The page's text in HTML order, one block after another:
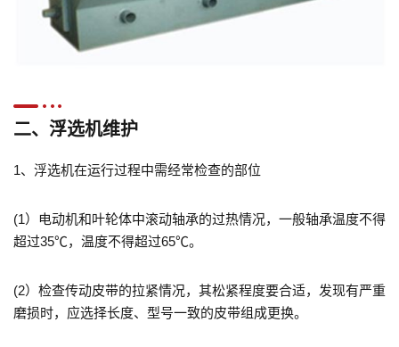
二、浮选机维护
1、浮选机在运行过程中需经常检查的部位
(1）电动机和叶轮体中滚动轴承的过热情况，一般轴承温度不得
超过35℃，温度不得超过65℃。
(2）检查传动皮带的拉紧情况，其松紧程度要合适，发现有严重
磨损时，应选择长度、型号一致的皮带组成更换。